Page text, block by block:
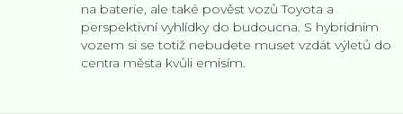
na baterie, ale také pověst vozů Toyota a
perspektivní vyhlídky do budoucna. S hybridním
vozem si se totiž nebudete muset vzdát výletů do
centra města kvůli emisím.